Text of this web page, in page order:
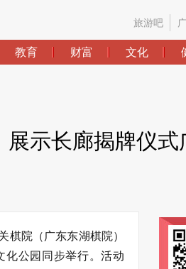
旅游吧
教育 财富 文化
示长廊揭牌仪
棋院（广东东湖棋院）
化公园同步举行。活动